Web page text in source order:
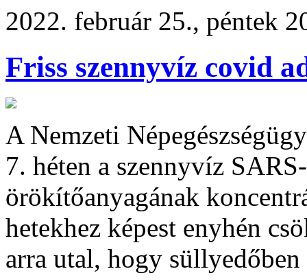
2022. február 25., péntek
Friss szennyvíz covid
A Nemzeti
7. héten a szennyvíz
örökítőanyagának
hetekhez képest enyhén
arra utal, hogy